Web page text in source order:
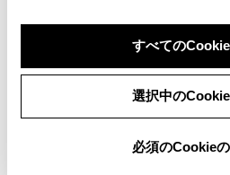
すべての
選択中の
必須のCookie
（長期連休などの当社
画面右下の を選